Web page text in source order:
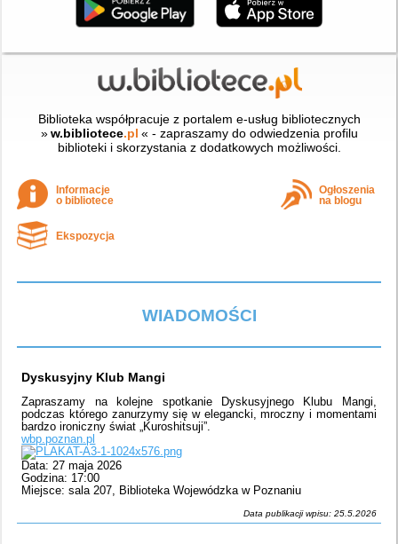
Biblioteka współpracuje z portalem e-usług bibliotecznych
» w.bibliotece.pl « - zapraszamy do odwiedzenia profilu
biblioteki i skorzystania z dodatkowych możliwości.
Informacje
o bibliotece
Ogłoszenia
na blogu
Ekspozycja
WIADOMOŚCI
Dyskusyjny Klub Mangi
Zapraszamy na kolejne spotkanie Dyskusyjnego Klubu Mangi,
podczas którego zanurzymy się w elegancki, mroczny i momentami
bardzo ironiczny świat „Kuroshitsuji”.
wbp.poznan.pl
Data: 27 maja 2026
Godzina: 17:00
Miejsce: sala 207, Biblioteka Wojewódzka w Poznaniu
Data publikacji wpisu: 25.5.2026